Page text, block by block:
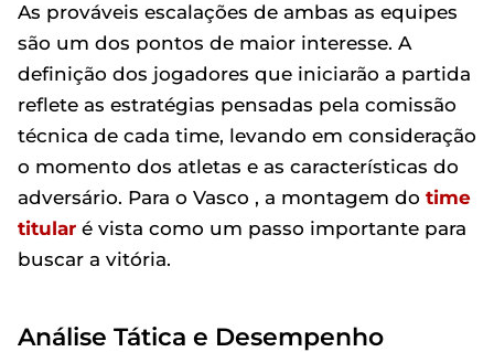
As prováveis escalações de ambas as equipes
são um dos pontos de maior interesse. A
definição dos jogadores que iniciarão a partida
reflete as estratégias pensadas pela comissão
técnica de cada time, levando em consideração
o momento dos atletas e as características do
adversário. Para o Vasco , a montagem do time
titular é vista como um passo importante para
buscar a vitória.
Análise Tática e Desempenho